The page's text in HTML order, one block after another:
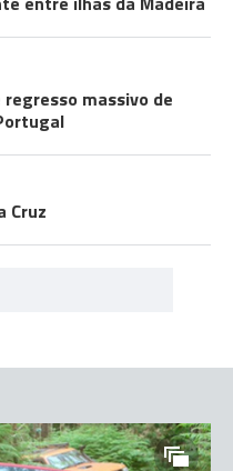
massivo de
Cruz